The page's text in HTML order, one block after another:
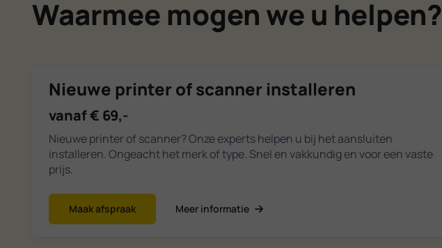
Waarmee mogen we u helpen?
Nieuwe printer of scanner installeren
vanaf € 69,-
Nieuwe printer of scanner? Onze experts helpen u bij het aansluiten
installeren. Ongeacht het merk of type. Snel en vakkundig en voor een vaste
prijs.
Maak afspraak Meer informatie